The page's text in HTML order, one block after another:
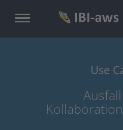
Inhalt
Use